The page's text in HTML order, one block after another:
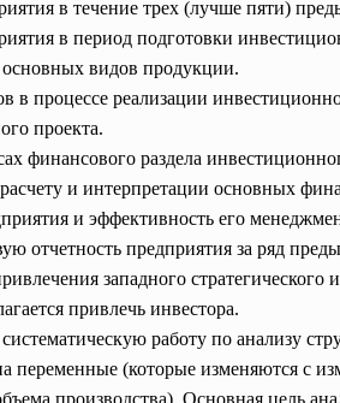
в течение трех (лучше пяти)
в период подготовки
основных видов продукции.
процессе реализации
проекта.
финансового раздела
и интерпретации основных
и эффективность его
отчетность предприятия за ряд
западного стратегического
привлечь инвестора.
работу по анализу
переменные (которые изменяются с
производства). Основная цель